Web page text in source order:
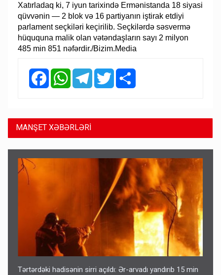
Xatırladaq ki, 7 iyun tarixində Ermənistanda 18 siyasi
qüvvənin — 2 blok və 16 partiyanın iştirak etdiyi
parlament seçkiləri keçirilib. Seçkilərdə səsvermə
hüququna malik olan vətəndaşların sayı 2 milyon
485 min 851 nəfərdir./Bizim.Media
FacebookWhatsAppTelegramTwitter
MANŞET XƏBƏRLƏRİ
Tərtərdəki hadisənin sirri açıldı: Ər-arvadı yandırıb 15 min